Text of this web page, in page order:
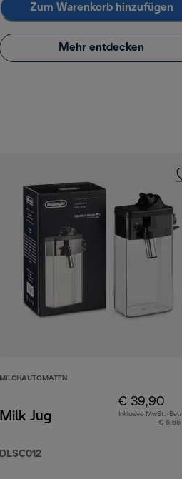
Zum Warenkorb hinzufügen
Mehr entdecken
MILCHAUTOMATEN
Milk Jug
DLSC012
€ 39,90
Inklusive MwSt.-
€ 6,65